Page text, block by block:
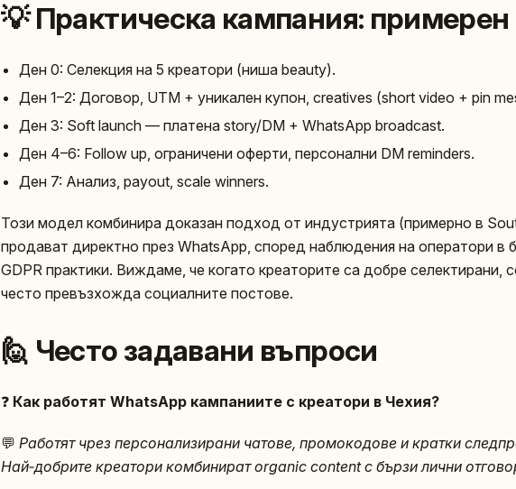
💡 Практическа кампания:
Ден 0: Селекция на 5 креатори (ниша beauty).
Ден 1–2: Договор, UTM + уникален купон, creatives (short video + pin
Ден 3: Soft launch — платена story/DM + WhatsApp broadcast.
Ден 4–6: Follow up, ограничени оферти, персонални DM reminders.
Ден 7: Анализ, payout, scale winners.
Този модел комбинира доказан подход от индустрията (примерно в
продават директно през WhatsApp, според наблюдения на оператори в
GDPR практики. Виждаме, че когато креаторите са добре селектирани,
често превъзхожда социалните постове.
🙋 Често задавани въпроси
❓ Как работят WhatsApp кампаниите с креатори в Чехия?
💬 Работят чрез персонализирани чатове, промокодове и кратки
Най‑добрите креатори комбинират organic content с бързи лични